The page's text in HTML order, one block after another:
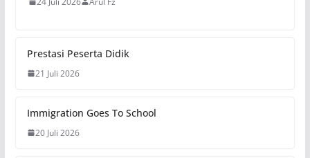
Prestasi Peserta Didik
21 Juli 2026
Immigration Goes To School
20 Juli 2026